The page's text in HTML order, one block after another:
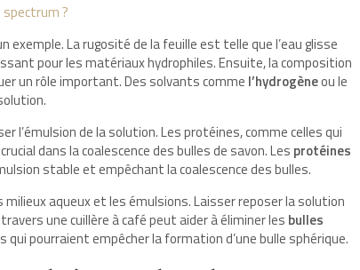
spectrum ?
La rugosité de la feuille est telle que l’eau glisse
pour les matériaux hydrophiles. Ensuite, la composition
un rôle important. Des solvants comme l’hydrogèneou le
l’émulsion de la solution. Les protéines, comme celles qui
dans la coalescence des bulles de savon. Les protéines
stable et empêchant la coalescence des bulles.
aqueux et les émulsions. Laisser reposer la solution
une cuillère à café peut aider à éliminer les bulles
pourraient empêcher la formation d’une bulle sphérique.